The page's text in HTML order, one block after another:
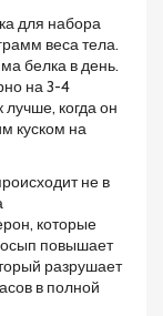
для набора
веса тела.
белка в день.
на 3-4
когда он
куском на
не в
которые
повышает
разрушает
в полной